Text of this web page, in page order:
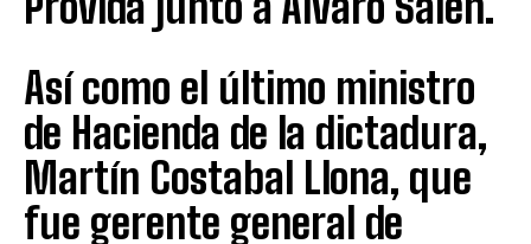
Así como el último ministro
de Hacienda de la dictadura,
Martín Costabal Llona, que
fue gerente general de